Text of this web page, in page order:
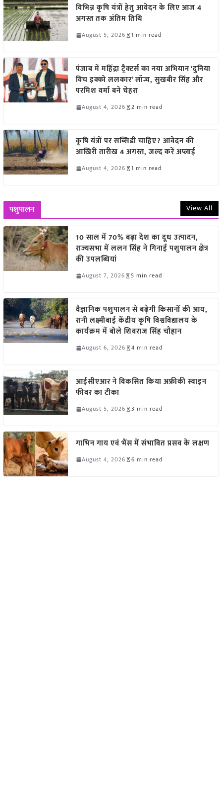
विभिन्न कृषि यंत्रों हेतु आवेदन के लिए आज 4
अगस्त तक अंतिम तिथि
August 5, 2026 1 min read
पंजाब में महिंद्रा ट्रैक्टर्स का नया अभियान ‘दुनिया
विच इक्को ललकार’ लॉन्च, सुखबीर सिंह और
परमिश वर्मा बने चेहरा
August 4, 2026 2 min read
कृषि यंत्रों पर सब्सिडी चाहिए? आवेदन की
आखिरी तारीख 4 अगस्त, जल्द करें अप्लाई
August 4, 2026 1 min read
पशुपालन View All
10 साल में 70% बढ़ा देश का दूध उत्पादन,
राज्यसभा में ललन सिंह ने गिनाईं पशुपालन क्षेत्र
की उपलब्धियां
August 7, 2026 5 min read
वैज्ञानिक पशुपालन से बढ़ेगी किसानों की आय,
रानी लक्ष्मीबाई केंद्रीय कृषि विश्वविद्यालय के
कार्यक्रम में बोले शिवराज सिंह चौहान
August 6, 2026 4 min read
आईसीएआर ने विकसित किया अफ्रीकी स्वाइन
फीवर का टीका
August 5, 2026 3 min read
गाभिन गाय एवं भैंस में संभावित प्रसव के लक्षण
August 4, 2026 6 min read